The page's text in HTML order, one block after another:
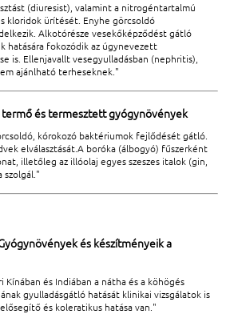
(diuresist), valamint a nitrogéntartalmú
kloridok ürítését. Enyhe görcsoldó
Alkotórésze vesekőképződést gátló
hatására fokozódik az úgynevezett
is. Ellenjavallt vesegyulladásban (nephritis),
ajánlható terheseknek."
és termesztett gyógynövények
kórokozó baktériumok fejlődését gátló.
elválasztását.A boróka (álbogyó) fűszerként
illetőleg az illóolaj egyes szeszes italok (gin,
szolgál."
és készítményeik a
Kínában és Indiában a nátha és a köhögés
gyulladásgátló hatását klinikai vizsgálatok is
és koleratikus hatása van."